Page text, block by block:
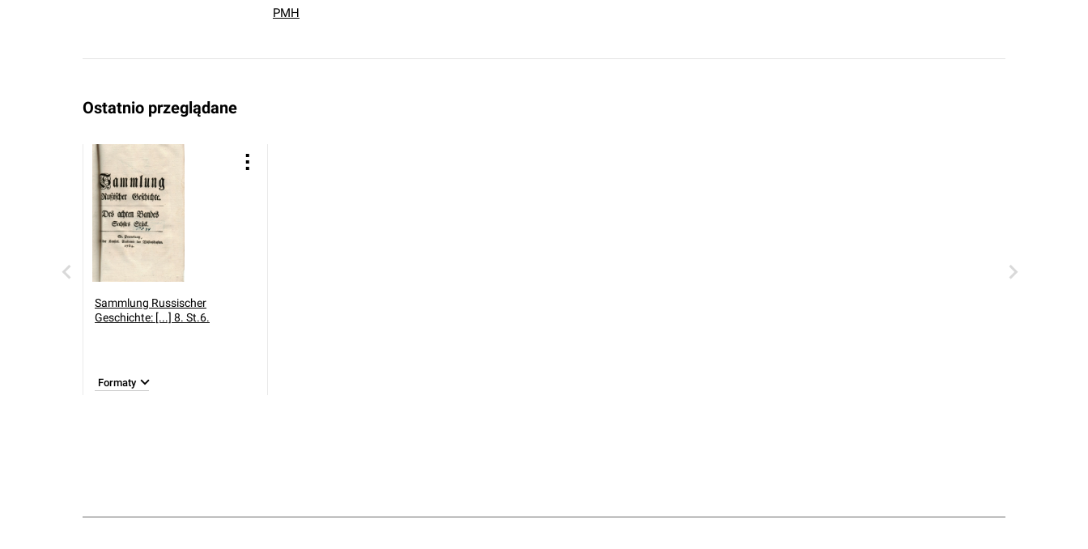
PMH
Ostatnio przeglądane
Sammlung Russischer
Geschichte: [...] 8. St.6.
Formaty